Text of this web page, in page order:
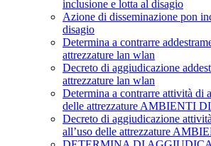
inclusione e lotta al disagio
Azione di disseminazione pon
disagio
Determina a contrarre
attrezzature lan wlan
Decreto di aggiudicazione
attrezzature lan wlan
Determina a contrarre attività di
delle attrezzature AMBIENTI
Decreto di aggiudicazione
all’uso delle attrezzature